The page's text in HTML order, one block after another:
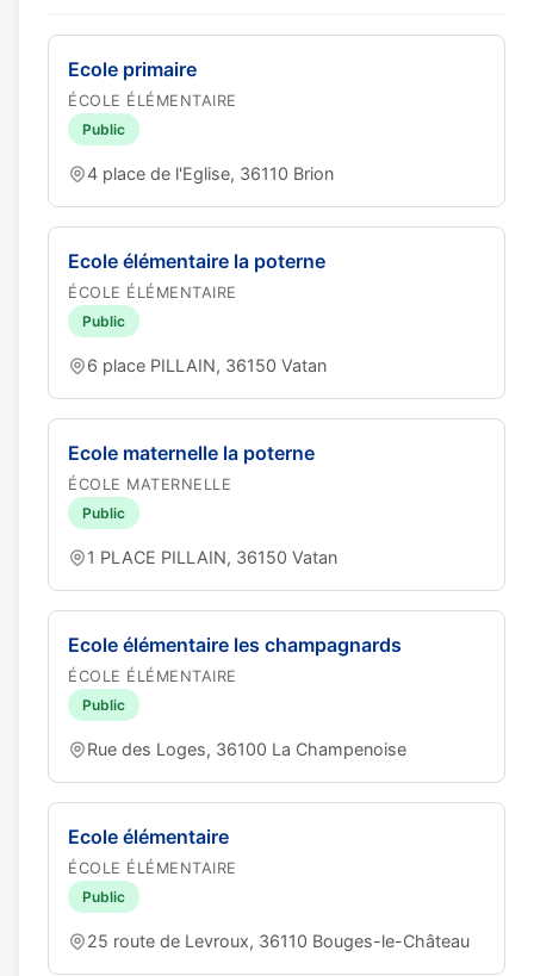
Ecole primaire
ÉCOLE ÉLÉMENTAIRE
Public
4 place de l'Eglise, 36110 Brion
Ecole élémentaire la poterne
ÉCOLE ÉLÉMENTAIRE
Public
6 place PILLAIN, 36150 Vatan
Ecole maternelle la poterne
ÉCOLE MATERNELLE
Public
1 PLACE PILLAIN, 36150 Vatan
Ecole élémentaire les champagnards
ÉCOLE ÉLÉMENTAIRE
Public
Rue des Loges, 36100 La Champenoise
Ecole élémentaire
ÉCOLE ÉLÉMENTAIRE
Public
25 route de Levroux, 36110 Bouges-le-Château